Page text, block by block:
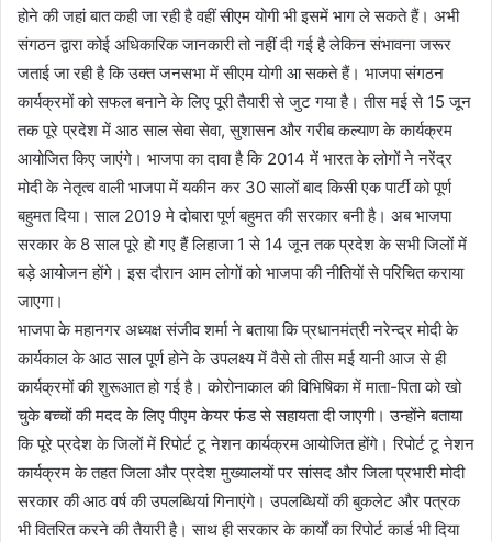
होने की जहां बात कही जा रही है वहीं सीएम योगी भी इसमें भाग ले सकते हैं। अभी
संगठन द्वारा कोई अधिकारिक जानकारी तो नहीं दी गई है लेकिन संभावना जरूर
जताई जा रही है कि उक्त जनसभा में सीएम योगी आ सकते हैं। भाजपा संगठन
कार्यक्रमों को सफल बनाने के लिए पूरी तैयारी से जुट गया है। तीस मई से 15 जून
तक पूरे प्रदेश में आठ साल सेवा सेवा, सुशासन और गरीब कल्याण के कार्यक्रम
आयोजित किए जाएंगे। भाजपा का दावा है कि 2014 में भारत के लोगों ने नरेंद्र
मोदी के नेतृत्व वाली भाजपा में यकीन कर 30 सालों बाद किसी एक पार्टी को पूर्ण
बहुमत दिया। साल 2019 मे दोबारा पूर्ण बहुमत की सरकार बनी है। अब भाजपा
सरकार के 8 साल पूरे हो गए हैं लिहाजा 1 से 14 जून तक प्रदेश के सभी जिलों में
बड़े आयोजन होंगे। इस दौरान आम लोगों को भाजपा की नीतियों से परिचित कराया
जाएगा।
भाजपा के महानगर अध्यक्ष संजीव शर्मा ने बताया कि प्रधानमंत्री नरेन्द्र मोदी के
कार्यकाल के आठ साल पूर्ण होने के उपलक्ष्य में वैसे तो तीस मई यानी आज से ही
कार्यक्रमों की शुरूआत हो गई है। कोरोनाकाल की विभिषिका में माता-पिता को खो
चुके बच्चों की मदद के लिए पीएम केयर फंड से सहायता दी जाएगी। उन्होंने बताया
कि पूरे प्रदेश के जिलों में रिपोर्ट टू नेशन कार्यक्रम आयोजित होंगे। रिपोर्ट टू नेशन
कार्यक्रम के तहत जिला और प्रदेश मुख्यालयों पर सांसद और जिला प्रभारी मोदी
सरकार की आठ वर्ष की उपलब्धियां गिनाएंगे। उपलब्धियों की बुकलेट और पत्रक
भी वितरित करने की तैयारी है। साथ ही सरकार के कार्यों का रिपोर्ट कार्ड भी दिया